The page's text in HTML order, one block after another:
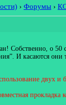
› Форумы ›
Собственно, о 50
И касаются
двух и